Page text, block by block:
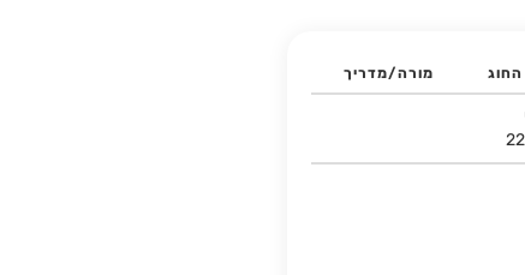
החוג מורה/מדריך